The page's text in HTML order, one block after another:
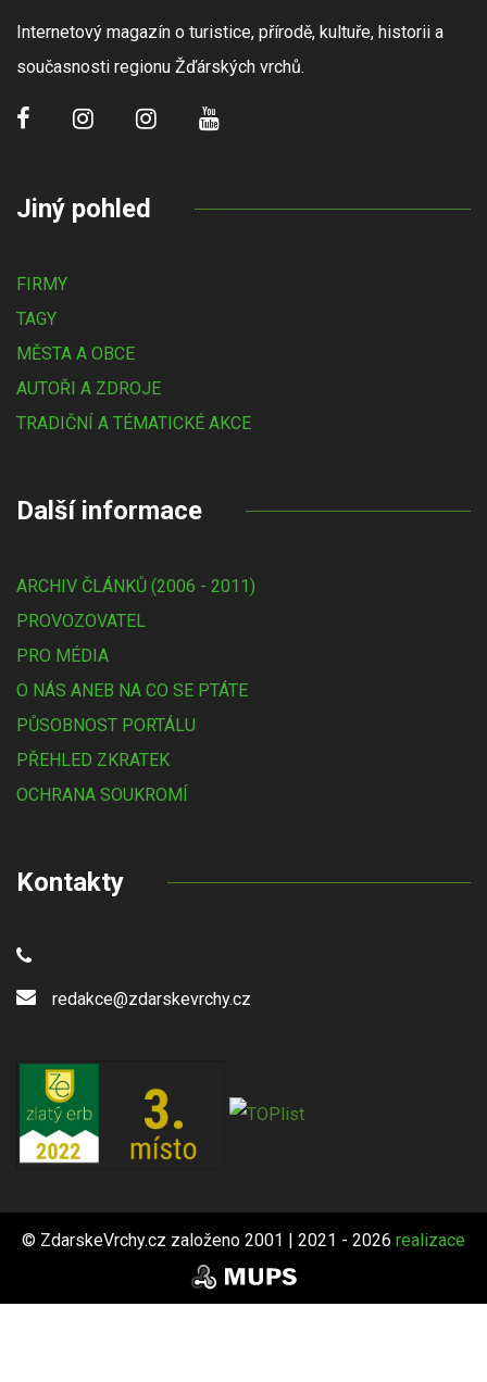
Internetový magazín o turistice, přírodě, kultuře, historii a
současnosti regionu Žďárských vrchů.
Jiný pohled
FIRMY
TAGY
MĚSTA A OBCE
AUTOŘI A ZDROJE
TRADIČNÍ A TÉMATICKÉ AKCE
Další informace
ARCHIV ČLÁNKŮ (2006 - 2011)
PROVOZOVATEL
PRO MÉDIA
O NÁS ANEB NA CO SE PTÁTE
PŮSOBNOST PORTÁLU
PŘEHLED ZKRATEK
OCHRANA SOUKROMÍ
Kontakty
redakce@zdarskevrchy.cz
© ZdarskeVrchy.cz založeno 2001 | 2021 - 2026 realizace